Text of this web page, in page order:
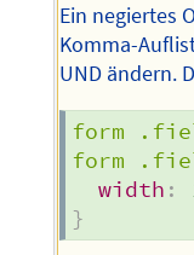
Ein negiertes
Komma-
UND ändern.
form
form
width :
}